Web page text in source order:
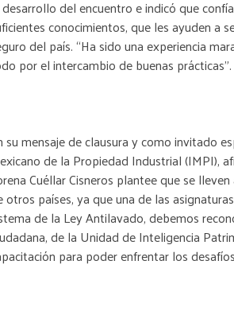
del encuentro e indicó que
conocimientos, que les ayuden a
del país. “Ha sido una experiencia
por el intercambio de buenas prácticas”.
su mensaje de clausura y como invitado
de la Propiedad Industrial (IMPI),
Cuéllar Cisneros plantee que se
otros países, ya que una de las
de la Ley Antilavado, debemos
de la Unidad de Inteligencia
para poder enfrentar los